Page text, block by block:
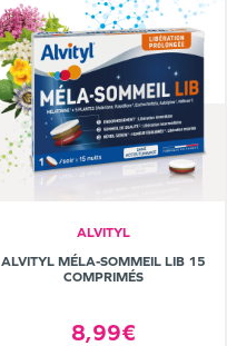
ALVITYL
ALVITYL MÉLA-SOMMEIL LIB 15
COMPRIMÉS
8,99€